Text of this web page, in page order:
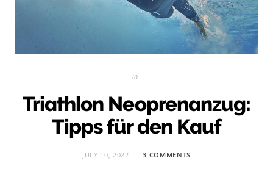
in
Triathlon Neoprenanzug:
Tipps für den Kauf
JULY 10, 2022 3 COMMENTS